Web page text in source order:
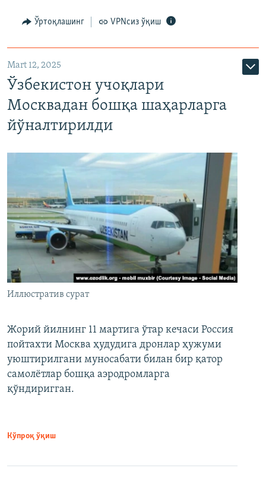
Ўртоқлашинг VPNсиз ўқиш
Mart 12, 2025
Ўзбекистон учоқлари
Москвадан бошқа шаҳарларга
йўналтирилди
Иллюстратив сурат
Жорий йилнинг 11 мартига ўтар кечаси Россия
пойтахти Москва ҳудудига дронлар ҳужуми
уюштирилгани муносабати билан бир қатор
самолётлар бошқа аэродромларга
қўндиригган.
Кўпроқ ўқиш